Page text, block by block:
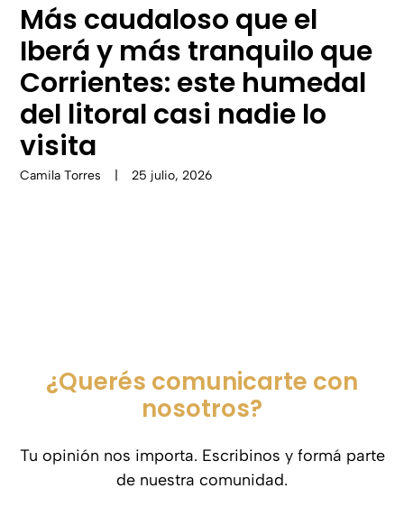
Más caudaloso que el
Iberá y más tranquilo que
Corrientes: este humedal
del litoral casi nadie lo
visita
Camila Torres 25 julio, 2026
¿Querés comunicarte con
nosotros?
Tu opinión nos importa. Escribinos y formá parte
de nuestra comunidad.